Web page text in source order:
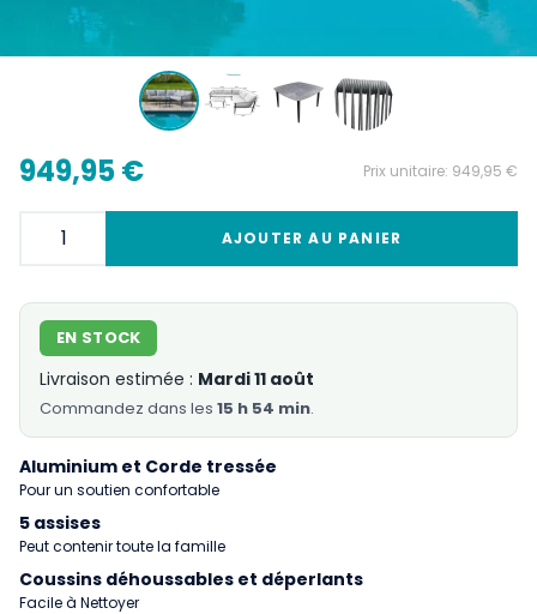
949,95 € Prix unitaire: 949,95 €
AJOUTER AU PANIER
Aluminium et Corde tressée
Pour un soutien confortable
5 assises
Peut contenir toute la famille
Coussins déhoussables et déperlants
Facile à Nettoyer
EN STOCK
Livraison estimée : Mardi 11 août
Commandez dans les 15 h 54 min.